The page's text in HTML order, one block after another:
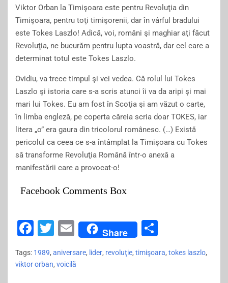
Viktor Orban la Timişoara este pentru Revoluţia din
Timişoara, pentru toţi timişorenii, dar în vârful bradului
este Tokes Laszlo! Adică, voi, români şi maghiar aţi făcut
Revoluţia, ne bucurăm pentru lupta voastră, dar cel care a
determinat totul este Tokes Laszlo.
Ovidiu, va trece timpul şi vei vedea. Că rolul lui Tokes
Laszlo şi istoria care s-a scris atunci îi va da aripi şi mai
mari lui Tokes. Eu am fost în Scoţia şi am văzut o carte,
în limba engleză, pe coperta căreia scria doar TOKES, iar
litera „o” era gaura din tricolorul românesc. (…) Există
pericolul ca ceea ce s-a întâmplat la Timişoara cu Tokes
să transforme Revoluţia Română într-o anexă a
manifestării care a provocat-o!
Facebook Comments Box
F
c
T
wi
tt
E
m
ai
Share
ar
Tags: 1989, aniversare, lider, revoluţie, timişoara, tokes laszlo,
viktor orban, voicilă